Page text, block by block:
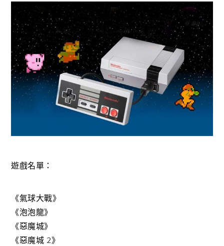
遊戲名單：
《氣球大戰》
《泡泡龍》
《惡魔城》
《惡魔城 2》